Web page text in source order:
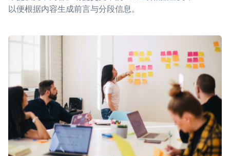
以便根据内容生成前言与分段信息。